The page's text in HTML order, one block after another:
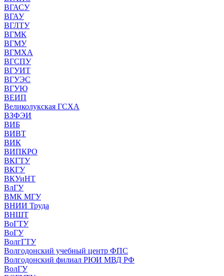
ВГАСУ
ВГАУ
ВГЛТУ
ВГМК
ВГМУ
ВГМХА
ВГСПУ
ВГУИТ
ВГУЭС
ВГУЮ
ВЕИП
Великолукская ГСХА
ВЗФЭИ
ВИБ
ВИВТ
ВИК
ВИПКРО
ВКГТУ
ВКГУ
ВКУиНТ
ВлГУ
ВМК МГУ
ВНИИ Труда
ВНШТ
ВоГТУ
ВоГУ
ВолгГТУ
Волгодонский учебный центр ФПС
Волгодонский филиал РЮИ МВД РФ
ВолГУ